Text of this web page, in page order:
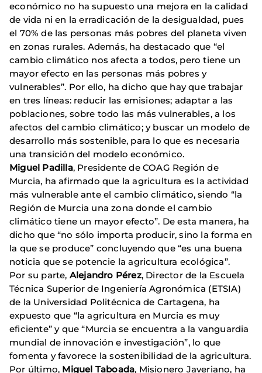
económico no ha supuesto una mejora en la calidad
de vida ni en la erradicación de la desigualdad, pues
el 70% de las personas más pobres del planeta viven
en zonas rurales. Además, ha destacado que “el
cambio climático nos afecta a todos, pero tiene un
mayor efecto en las personas más pobres y
vulnerables”. Por ello, ha dicho que hay que trabajar
en tres líneas: reducir las emisiones; adaptar a las
poblaciones, sobre todo las más vulnerables, a los
afectos del cambio climático; y buscar un modelo de
desarrollo más sostenible, para lo que es necesaria
una transición del modelo económico.
Miguel Padilla, Presidente de COAG Región de
Murcia, ha afirmado que la agricultura es la actividad
más vulnerable ante el cambio climático, siendo “la
Región de Murcia una zona donde el cambio
climático tiene un mayor efecto”. De esta manera, ha
dicho que “no sólo importa producir, sino la forma en
la que se produce” concluyendo que “es una buena
noticia que se potencie la agricultura ecológica”.
Por su parte, Alejandro Pérez, Director de la Escuela
Técnica Superior de Ingeniería Agronómica (ETSIA)
de la Universidad Politécnica de Cartagena, ha
expuesto que “la agricultura en Murcia es muy
eficiente” y que “Murcia se encuentra a la vanguardia
mundial de innovación e investigación”, lo que
fomenta y favorece la sostenibilidad de la agricultura.
Por último, Miguel Taboada, Misionero Javeriano, ha